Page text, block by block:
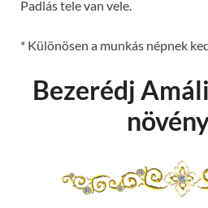
Padlás tele van vele.
* Különösen a munkás népnek
Bezerédj